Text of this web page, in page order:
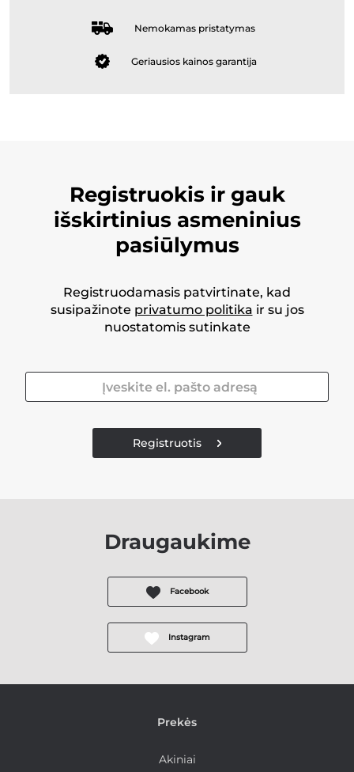
Nemokamas pristatymas
Geriausios kainos garantija
Registruokis ir gauk
išskirtinius asmeninius
pasiūlymus
Registruodamasis patvirtinate, kad
susipažinote privatumo politika ir su jos
nuostatomis sutinkate
Registruotis
Draugaukime
Facebook
Instagram
Prekės
Akiniai